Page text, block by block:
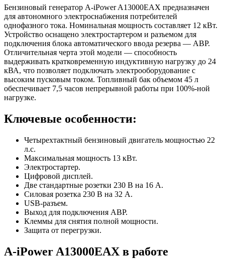
Бензиновый генератор A-iPower A13000EAX предназначен
для автономного электроснабжения потребителей
однофазного тока. Номинальная мощность составляет 12 кВт.
Устройство оснащено электростартером и разъемом для
подключения блока автоматического ввода резерва — АВР.
Отличительная черта этой модели — способность
выдерживать кратковременную индуктивную нагрузку до 24
кВА, что позволяет подключать электрооборудование с
высоким пусковым током. Топливный бак объемом 45 л
обеспечивает 7,5 часов непрерывной работы при 100%-ной
нагрузке.
Ключевые особенности:
Четырехтактный бензиновый двигатель мощностью 22
л.с.
Максимальная мощность 13 кВт.
Электростартер.
Цифровой дисплей.
Две стандартные розетки 230 В на 16 А.
Силовая розетка 230 В на 32 А.
USB-разъем.
Выход для подключения АВР.
Клеммы для снятия полной мощности.
Защита от перегрузки.
A-iPower A13000EAX в работе